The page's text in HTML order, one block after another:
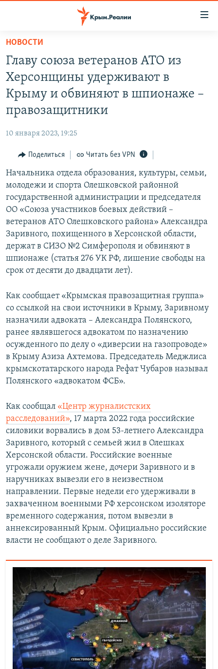
Вернуться
основному
содержанию
Вернутся
главной
Вернутся
поиску
СПЕЦПРОЕКТЫ
ВОДА
ИНТЕРАКТИВ
ИНФОГРАФИКА
ТЕЛЕПРОЕКТ КРЫМ.РЕАЛИИ
СОВЕТЫ ПРАВОЗАЩИТНИКОВ
ПРОПАВШИЕ БЕЗ ВЕСТИ
ПОБЕДИТЕЛЕЙ НЕ СУДЯТ?
КРЫМ.НЕПОКОРЕННЫЙ
ELIFBE
РАДІО СВОБОДА
КАК ОБОЙТИ БЛОКИРОВКУ
Українською
Qırımtatar
ПРИСОЕДИНЯЙТЕСЬ!
Все сайты RFE/RL
НОВОСТИ
Главу союза ветеранов АТО из
Херсонщины удерживают в
Крыму и обвиняют в шпионаже –
правозащитники
10 января 2023, 19:25
Поделиться Читать без VPN
Начальника отдела образования, культуры, семьи,
молодежи и спорта Олешковской районной
государственной администрации и председателя
ОО «Союза участников боевых действий –
ветеранов АТО Олешковского района» Александра
Заривного, похищенного в Херсонской области,
держат в СИЗО №2 Симферополя и обвиняют в
шпионаже (статья 276 УК РФ, лишение свободы на
срок от десяти до двадцати лет).
Как сообщает «Крымская правозащитная группа»
со ссылкой на свои источники в Крыму, Заривному
назначили адвоката – Александра Полянского,
ранее являвшегося адвокатом по назначению
осужденного по делу о «диверсии на газопроводе»
в Крыму Азиза Ахтемова. Председатель Меджлиса
крымскотатарского народа Рефат Чубаров называл
Полянского «адвокатом ФСБ».
Как сообщал «Центр журналистских
расследований», 17 марта 2022 года российские
силовики ворвались в дом 53-летнего Александра
Заривного, который с семьей жил в Олешках
Херсонской области. Российские военные
угрожали оружием жене, дочери Заривного и в
наручниках вывезли его в неизвестном
направлении. Первые недели его удерживали в
захваченном военными РФ херсонском изоляторе
временного содержания, потом вывезли в
аннексированный Крым. Официально российские
власти не сообщают о деле Заривного.